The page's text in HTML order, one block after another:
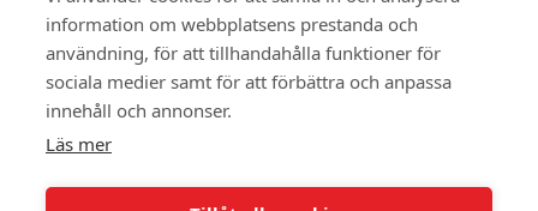
information om webbplatsens prestanda och
användning, för att tillhandahålla funktioner för
sociala medier samt för att förbättra och anpassa
innehåll och annonser.
Läs mer
första månaden
Få veckans bästa
artiklar på mejlen
PRENUMERERA